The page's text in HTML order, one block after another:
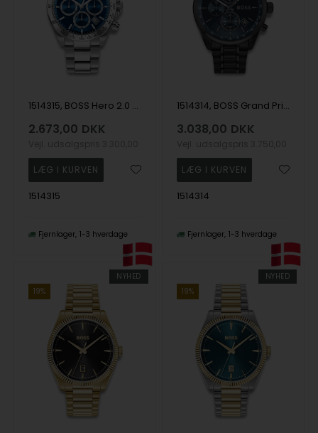
1514315, BOSS Hero 2.0 Quartz Herre m/lænke
2.673,00 DKK
1514315
Fjernlager 1-3 hverdage
1514314, BOSS Grand Prix 44 Quartz Herre m/lænke
3.038,00 DKK
1514314
Fjernlager 1-3 hverdage
NYHED
19%
NYHED
19%